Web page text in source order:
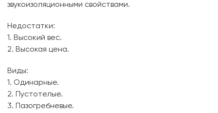
звукоизоляционными свойствами.
Недостатки:
1. Высокий вес.
2. Высокая цена.
Виды:
1. Одинарные.
2. Пустотелые.
3. Пазогребневые.